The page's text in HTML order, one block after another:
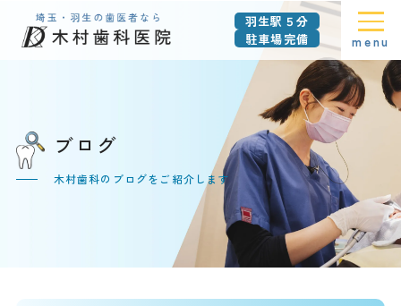
羽生駅５分
駐車場完備
menu
ブログ
木村歯科のブログをご紹介します